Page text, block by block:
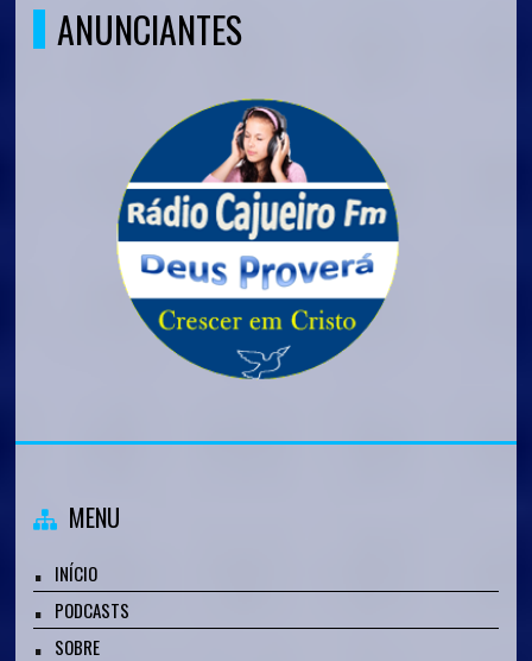
ANUNCIANTES
MENU
INÍCIO
PODCASTS
SOBRE